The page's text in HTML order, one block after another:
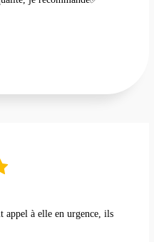
appel à elle en urgence, ils